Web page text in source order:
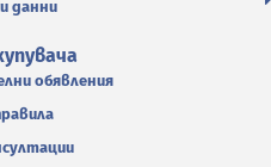
данни
обявления